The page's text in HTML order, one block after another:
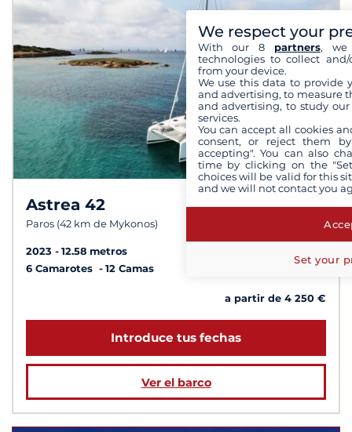
Astrea 42
Paros (42 km de Mykonos)
7,9 /10
2023
12.58 metros
6 Camarotes
12 Camas
a partir de 4 250 €
Introduce tus fechas
Ver el barco
We respect your
With our 8 partners, we
technologies to collect
from your device.
We use this data to provide
and advertising, to measure
and advertising, to study
services.
You can accept all cookies
consent, or reject them
accepting". You can also
time by clicking on the
choices will be valid for this
and we will not contact you
Set your